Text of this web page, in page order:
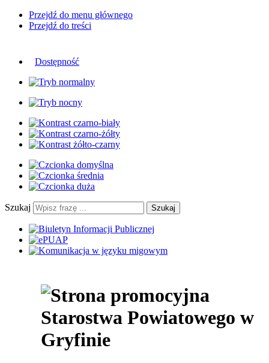
Przejdź do menu głównego
Przejdź do treści
Dostępność
Szukaj Szukaj